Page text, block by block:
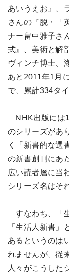
あいうえお』、
さんの『脱・「
ナー畠中雅子さ
式』、美術と解
ヴィンチ博士、
あと2011年1月
で、累計334タ
NHK出版には
のシリーズがあ
く「新書的な選
の新書創刊にあ
広い読者層に当
シリーズ名はそ
すなわち、「
「生活人新書
あるというのは
れませんが、従
人々がこうした